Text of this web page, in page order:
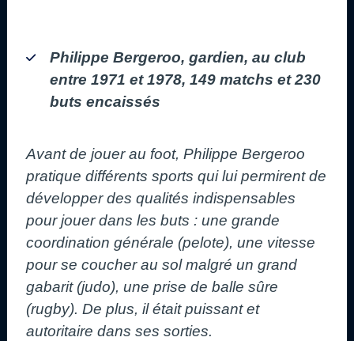
Philippe Bergeroo, gardien, au club
entre 1971 et 1978, 149 matchs et 230
buts encaissés
Avant de jouer au foot, Philippe Bergeroo
pratique différents sports qui lui permirent de
développer des qualités indispensables
pour jouer dans les buts : une grande
coordination générale (pelote), une vitesse
pour se coucher au sol malgré un grand
gabarit (judo), une prise de balle sûre
(rugby). De plus, il était puissant et
autoritaire dans ses sorties.